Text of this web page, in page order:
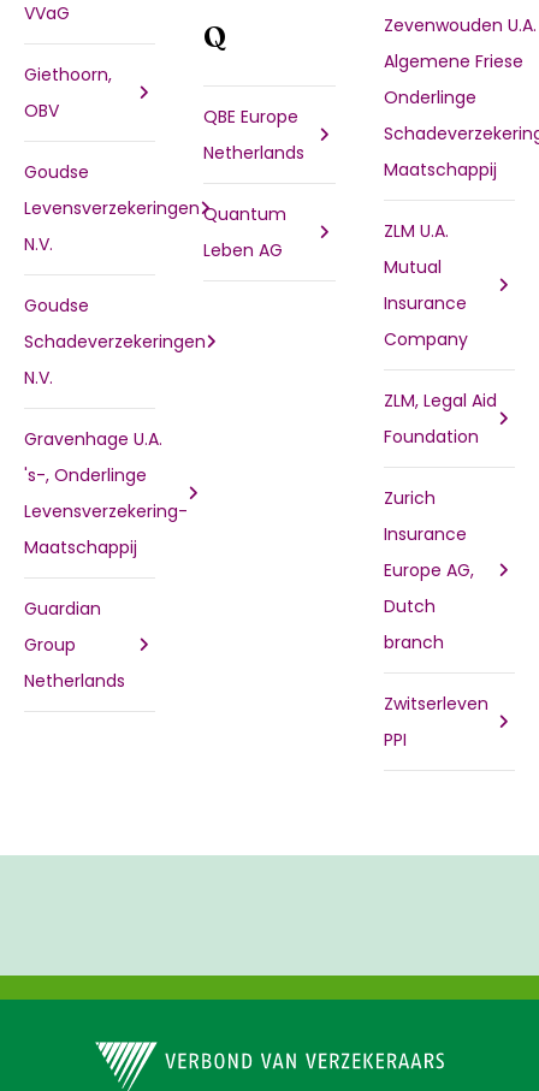
VVaG
Giethoorn,
OBV
Goudse
Levensverzekeringen
N.V.
Goudse
Schadeverzekeringen
N.V.
Gravenhage U.A.
's-, Onderlinge
Levensverzekering-
Maatschappij
Guardian
Group
Netherlands
Q
QBE Europe
Netherlands
Quantum
Leben AG
Zevenwouden U.A.
Algemene Friese
Onderlinge
Maatschappij
ZLM U.A.
Mutual
Insurance
Company
ZLM, Legal Aid
Foundation
Zurich
Insurance
Europe AG,
Dutch
branch
Zwitserleven
PPI